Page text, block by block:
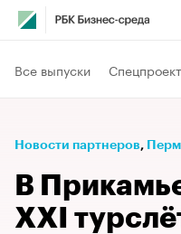
Все выпуски Спецпроект
Новости партнеров⁠,
В
XXI